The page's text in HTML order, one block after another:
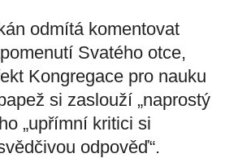
odmítá komentovat
Svatého otce,
Kongregace pro nauku
si zaslouží „naprostý
„upřímní kritici si
odpověď“.